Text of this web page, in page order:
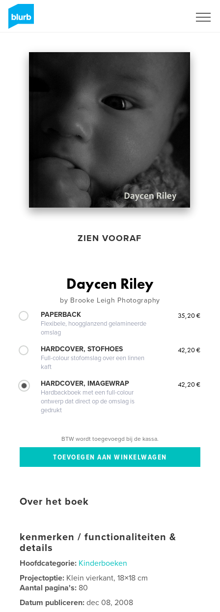
ZIEN VOORAF
Daycen Riley
by Brooke Leigh Photography
PAPERBACK
Flexibele, hoogglanzend gelamineerde
omslag
35,20 €
HARDCOVER, STOFHOES
Full-colour stofomslag over een linnen
kaft
42,20 €
HARDCOVER, IMAGEWRAP
Hardbackboek met een full-colour
ontwerp dat direct op de omslag is
gedrukt
42,20 €
BTW wordt toegevoegd bij de kassa.
Over het boek
kenmerken / functionaliteiten &
details
Hoofdcategorie: Kinderboeken
Projectoptie: Klein vierkant, 18×18 cm
Aantal pagina's: 80
Datum publiceren: dec 08, 2008